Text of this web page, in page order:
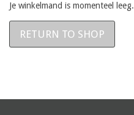
Je winkelmand is momenteel leeg.
RETURN TO SHOP